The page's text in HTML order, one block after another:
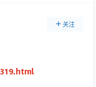
关注